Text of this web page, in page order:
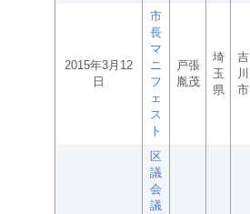
2015年3月12
日
市
長
マ
ニ
フ
ェ
ス
ト
戸張
胤茂
埼
玉
県
吉
川
市
区
議
会
議